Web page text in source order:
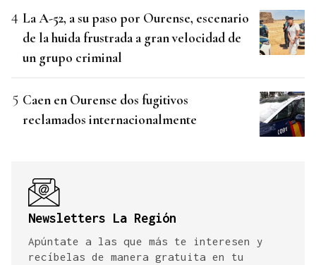
La A-52, a su paso por Ourense, escenario
de la huida frustrada a gran velocidad de
un grupo criminal
Caen en Ourense dos fugitivos
reclamados internacionalmente
Newsletters La Región
Apúntate a las que más te interesen y
recíbelas de manera gratuita en tu